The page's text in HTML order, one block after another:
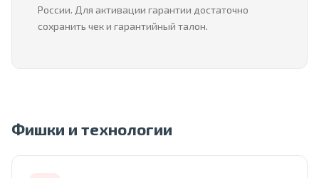
России. Для активации гарантии достаточно
сохранить чек и гарантийный талон.
Фишки и технологии